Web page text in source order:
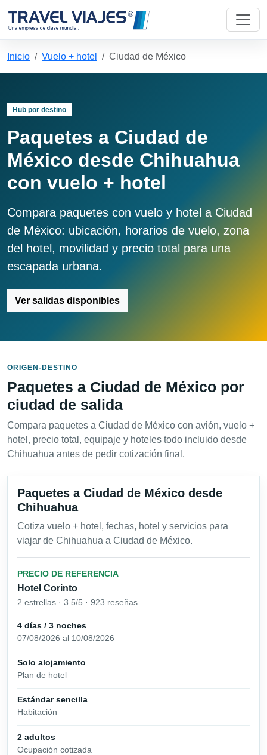
Inicio Vuelo + hotel Ciudad de México
Hub por destino
Paquetes a Ciudad de
México desde Chihuahua
con vuelo + hotel
Compara paquetes con vuelo y hotel a Ciudad
de México: ubicación, horarios de vuelo, zona
del hotel, movilidad y precio total para una
escapada urbana.
Ver salidas disponibles
ORIGEN-DESTINO
Paquetes a Ciudad de México por
ciudad de salida
Compara paquetes a Ciudad de México con avión, vuelo +
hotel, precio total, equipaje y hoteles todo incluido desde
Chihuahua antes de pedir cotización final.
Paquetes a Ciudad de México desde
Chihuahua
Cotiza vuelo + hotel, fechas, hotel y servicios para
viajar de Chihuahua a Ciudad de México.
PRECIO DE REFERENCIA
Hotel Corinto
2 estrellas · 3.5/5 · 923 reseñas
4 días / 3 noches
07/08/2026 al 10/08/2026
Solo alojamiento
Plan de hotel
Estándar sencilla
Habitación
2 adultos
Ocupación cotizada